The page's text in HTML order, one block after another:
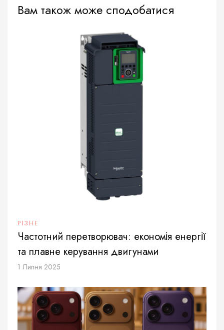
Вам також може сподобатися
РІЗНЕ
Частотний перетворювач: економія енергії
та плавне керування двигунами
1 Липня 2025